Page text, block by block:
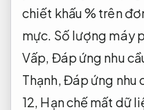
chiết khấu % trên
mực. Số lượng máy
Vấp, Đáp ứng nhu
Thạnh,Đáp ứng nhu
12, Hạn chế mất dữ